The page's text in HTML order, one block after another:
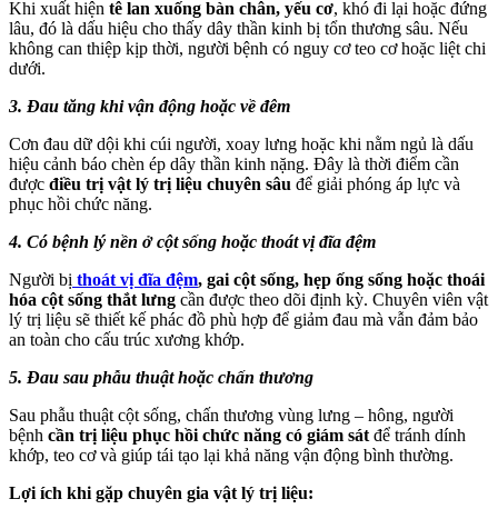
Khi xuất hiện tê lan xuống bàn chân, yếu cơ, khó đi lại hoặc đứng
lâu, đó là dấu hiệu cho thấy dây thần kinh bị tổn thương sâu. Nếu
không can thiệp kịp thời, người bệnh có nguy cơ teo cơ hoặc liệt chi
dưới.
3. Đau tăng khi vận động hoặc về đêm
Cơn đau dữ dội khi cúi người, xoay lưng hoặc khi nằm ngủ là dấu
hiệu cảnh báo chèn ép dây thần kinh nặng. Đây là thời điểm cần
được điều trị vật lý trị liệu chuyên sâu để giải phóng áp lực và
phục hồi chức năng.
4. Có bệnh lý nền ở cột sống hoặc thoát vị đĩa đệm
Người bị thoát vị đĩa đệm, gai cột sống, hẹp ống sống hoặc thoái
hóa cột sống thắt lưng cần được theo dõi định kỳ. Chuyên viên vật
lý trị liệu sẽ thiết kế phác đồ phù hợp để giảm đau mà vẫn đảm bảo
an toàn cho cấu trúc xương khớp.
5. Đau sau phẫu thuật hoặc chấn thương
Sau phẫu thuật cột sống, chấn thương vùng lưng – hông, người
bệnh cần trị liệu phục hồi chức năng có giám sát để tránh dính
khớp, teo cơ và giúp tái tạo lại khả năng vận động bình thường.
Lợi ích khi gặp chuyên gia vật lý trị liệu: